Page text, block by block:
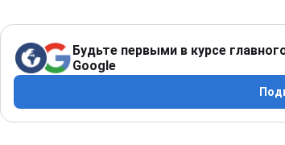
Будьте первыми в курсе
Google